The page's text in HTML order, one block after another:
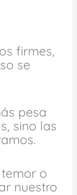
firmes,
se
pesa
sino las
o
nuestro